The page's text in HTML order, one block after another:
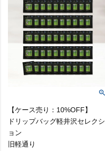
【ケース売り：10%OFF】
ドリップバッグ軽井沢セレクシ
ョン
旧軽通り